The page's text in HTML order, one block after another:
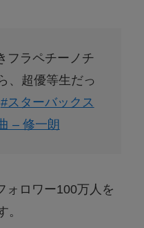
フラペチーノチ
、超優等生だっ
#スターバックス
– 修一朗
ォロワー100万人を
。